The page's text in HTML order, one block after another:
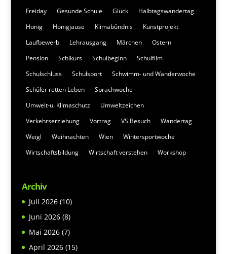
Freiday
Gesunde Schule Glück
Halbtagswandertag
Honig
Honigjause Klimabündnis
Kunstprojekt
Laufbewerb
Lehrausgang Märchen
Ostern
Pension
Schikurs Schulbeginn
Schulfilm
Schulschluss
Schulsport
Schwimm- und Wanderwoche
Schüler retten Leben
Sprachwoche
Umwelt-u. Klimaschutz
Umweltzeichen
Verkehrserziehung
Vortrag VS Besuch
Wandertag
Weigl
Weihnachten Wien
Wintersportwoche
Wirtschaftsbildung
Wirtschaft verstehen Workshop
Archiv
Juli 2026(10)
Juni 2026(8)
Mai 2026(7)
April 2026(15)